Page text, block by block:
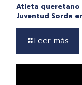
Atleta queretano
Juventud Sorda
Leer más